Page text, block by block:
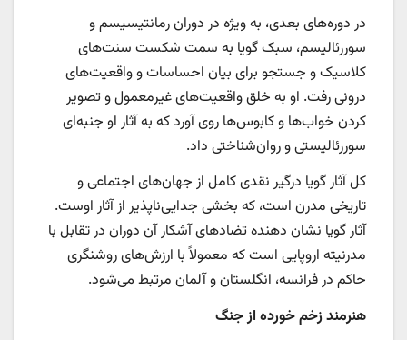
در دوره‌های بعدی، به ویژه در دوران رمانتیسیسم و
سوررئالیسم، سبک گویا به سمت شکست سنت‌های
کلاسیک و جستجو برای بیان احساسات و واقعیت‌های
درونی رفت. او به خلق واقعیت‌های غیرمعمول و تصویر
کردن خواب‌ها و کابوس‌ها روی آورد که به آثار او جنبه‌ای
سوررئالیستی و روان‌شناختی داد.
کل آثار گویا درگیر نقدی کامل از جهان‌های اجتماعی و
تاریخی مدرن است، که بخشی جدایی‌ناپذیر از آثار اوست.
آثار گویا نشان دهنده تضادهای آشکار آن دوران در تقابل با
مدرنیته اروپایی است که معمولاً با ارزش‌های روشنگری
حاکم در فرانسه، انگلستان و آلمان مرتبط می‌شود.
هنرمند زخم خورده از جنگ